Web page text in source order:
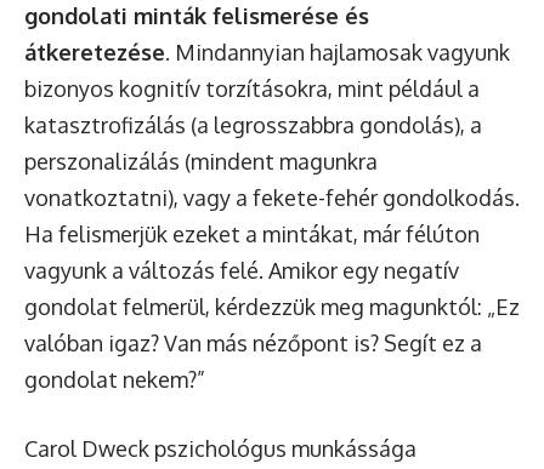
gondolati minták felismerése és
átkeretezése. Mindannyian hajlamosak vagyunk
bizonyos kognitív torzításokra, mint például a
katasztrofizálás (a legrosszabbra gondolás), a
perszonalizálás (mindent magunkra
vonatkoztatni), vagy a fekete-fehér gondolkodás.
Ha felismerjük ezeket a mintákat, már félúton
vagyunk a változás felé. Amikor egy negatív
gondolat felmerül, kérdezzük meg magunktól: „Ez
valóban igaz? Van más nézőpont is? Segít ez a
gondolat nekem?”
Carol Dweck pszichológus munkássága